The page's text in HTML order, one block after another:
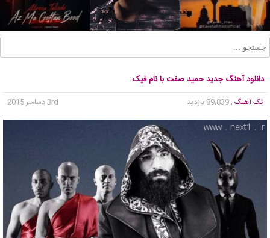
دانلود آهنگ جدید حمید صفت با نام فیک
تک آهنگ , 89,839 بازدید 3rd دسامبر 2015